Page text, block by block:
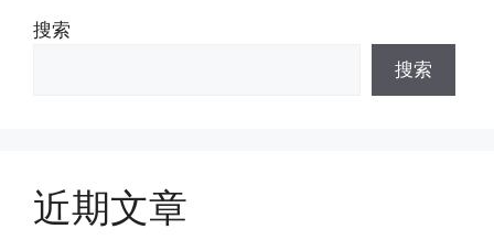
搜索
搜索
近期文章